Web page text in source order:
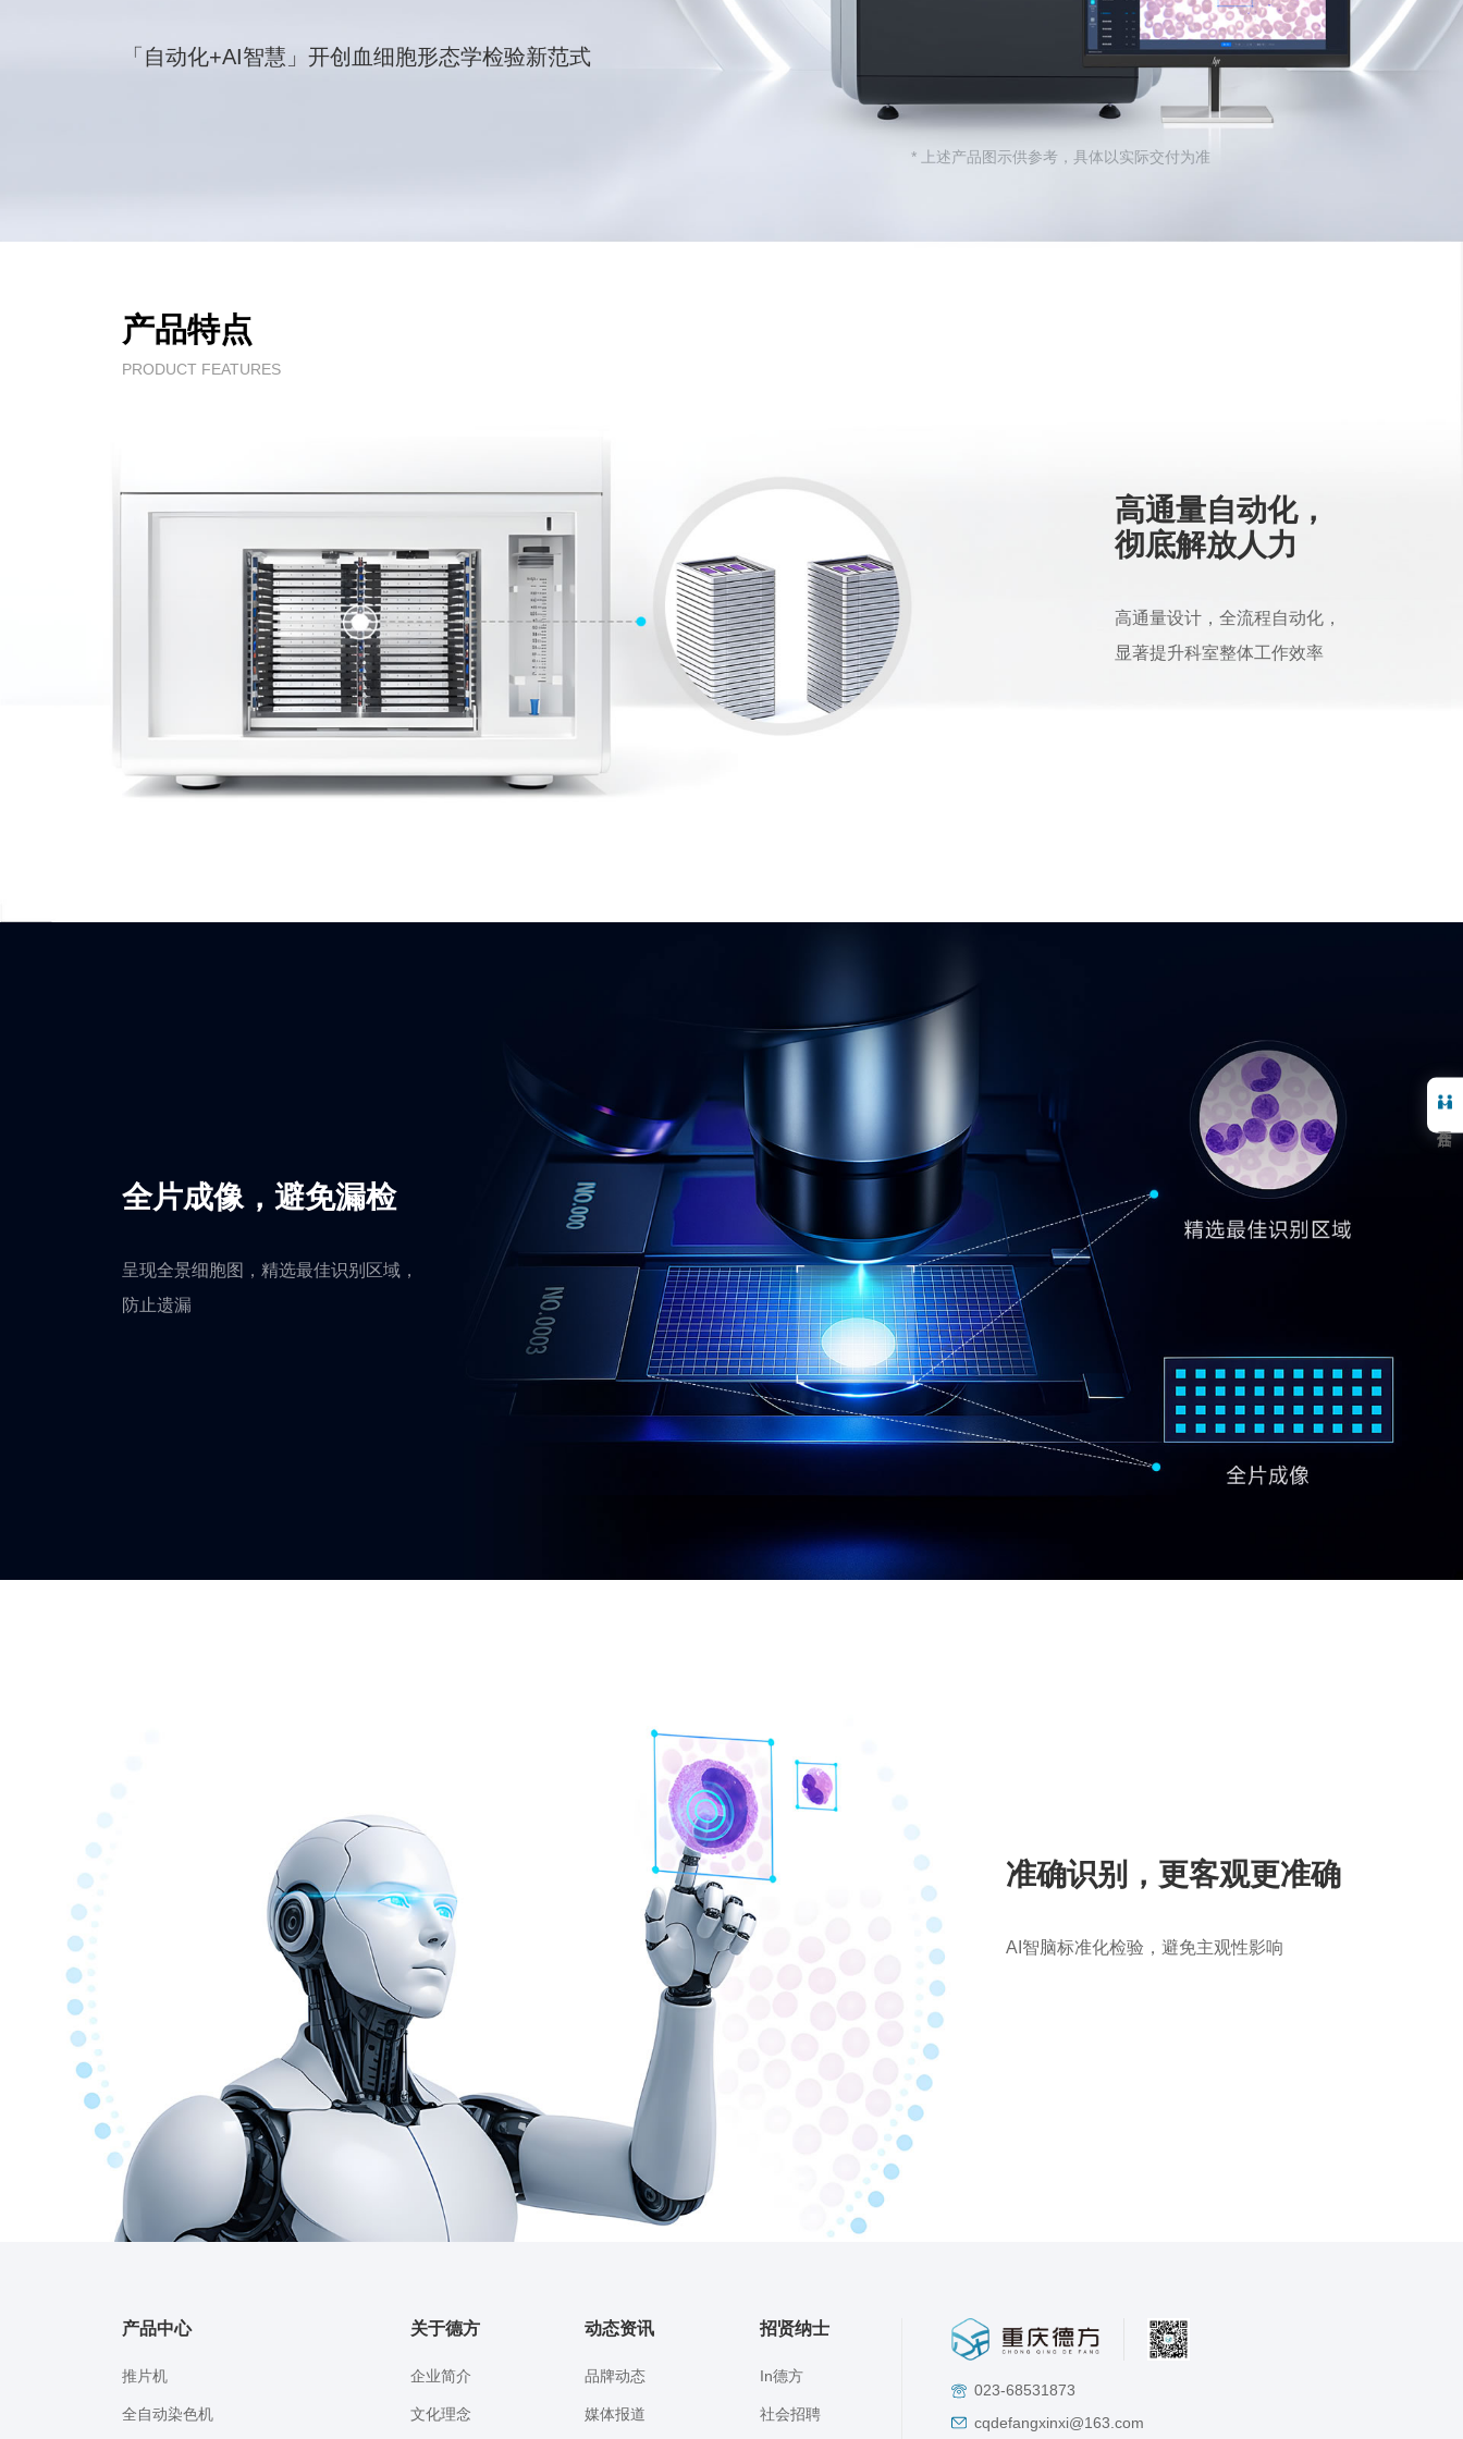
「自动化+AI智慧」开创血细胞形态学检验新范式
* 上述产品图示供参考，具体以实际交付为准
产品特点
PRODUCT FEATURES
高通量自动化，
彻底解放人力
高通量设计，全流程自动化，
显著提升科室整体工作效率
全片成像，避免漏检
呈现全景细胞图，精选最佳识别区域，
防止遗漏
准确识别，更客观更准确
AI智脑标准化检验，避免主观性影响
产品中心
推片机
全自动染色机
关于德方
企业简介
文化理念
动态资讯
品牌动态
媒体报道
招贤纳士
In德方
社会招聘
023-68531873
cqdefangxinxi@163.com